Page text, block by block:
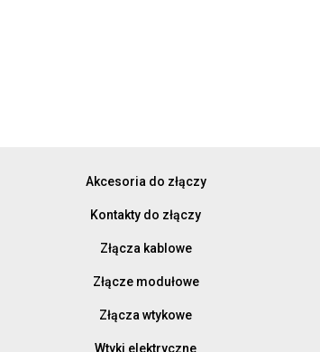
Akcesoria do złączy
Kontakty do złączy
Złącza kablowe
Złącze modułowe
Złącza wtykowe
Wtyki elektryczne